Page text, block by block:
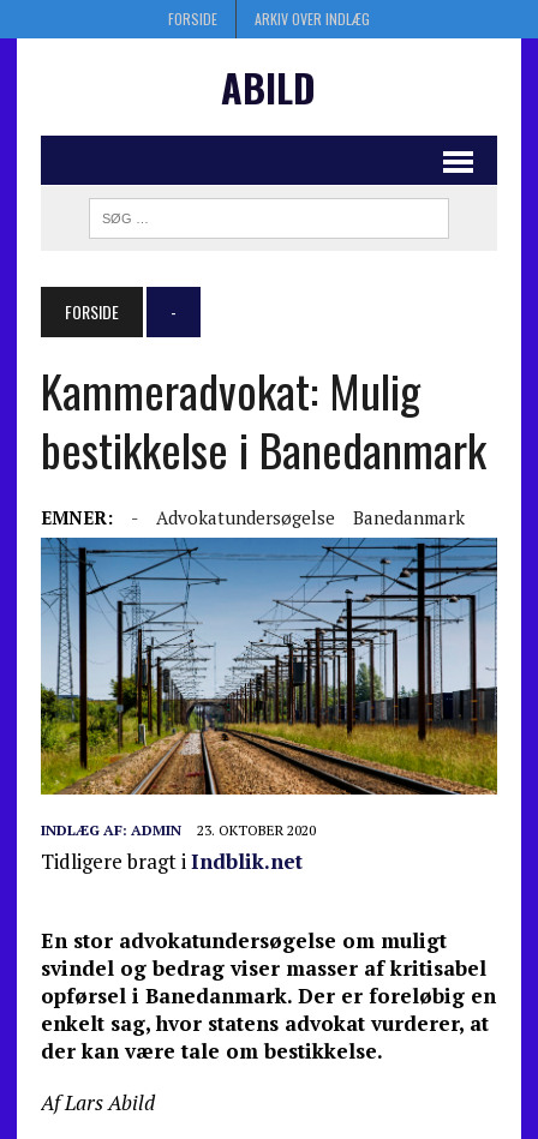
FORSIDE ARKIV OVER INDLÆG
ABILD
FORSIDE -
Kammeradvokat: Mulig
bestikkelse i Banedanmark
EMNER: - Advokatundersøgelse Banedanmark
INDLÆG AF: ADMIN 23. OKTOBER 2020
Tidligere bragt iIndblik.net
En stor advokatundersøgelse om muligt
svindel og bedrag viser masser af kritisabel
opførsel i Banedanmark. Der er foreløbig en
enkelt sag, hvor statens advokat vurderer, at
der kan være tale om bestikkelse.
Af Lars Abild